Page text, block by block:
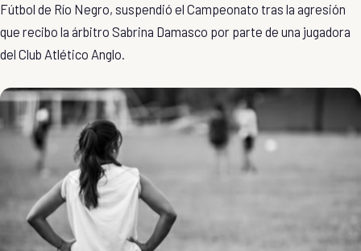
Fútbol de Río Negro, suspendió el Campeonato tras la agresión
que recibo la árbitro Sabrina Damasco por parte de una jugadora
del Club Atlético Anglo.